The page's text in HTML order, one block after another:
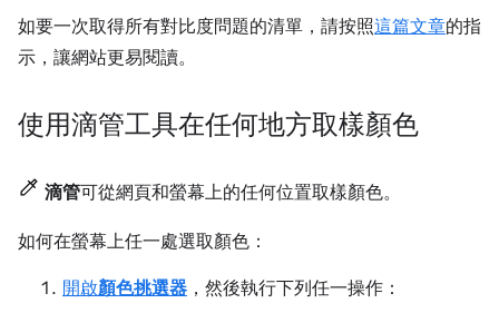
如要一次取得所有對比度問題的清單，請按照這篇文章的指
示，讓網站更易閱讀。
使用滴管工具在任何地方取樣顏色
滴管可從網頁和螢幕上的任何位置取樣顏色。
如何在螢幕上任一處選取顏色：
開啟顏色挑選器 ，然後執行下列任一操作：